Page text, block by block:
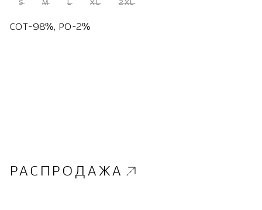
S M L XL 2XL
COT-98%, PO-2%
РАСПРОДАЖА